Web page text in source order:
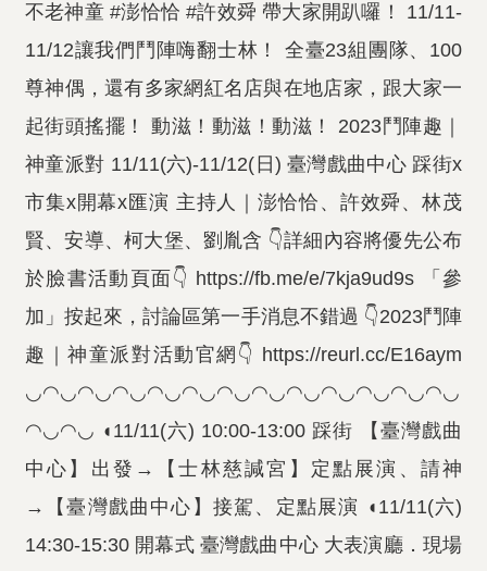
不老神童 #澎恰恰 #許效舜 帶大家開趴囉！ 11/11-
11/12讓我們鬥陣嗨翻士林！ 全臺23組團隊、100
尊神偶，還有多家網紅名店與在地店家，跟大家一
起街頭搖擺！ 動滋！動滋！動滋！ 2023鬥陣趣｜
神童派對 11/11(六)-11/12(日) 臺灣戲曲中心 踩街x
市集x開幕x匯演 主持人｜澎恰恰、許效舜、林茂
賢、安導、柯大堡、劉胤含 👇詳細內容將優先公布
於臉書活動頁面👇 https://fb.me/e/7kja9ud9s 「參
加」按起來，討論區第一手消息不錯過 👇2023鬥陣
趣｜神童派對活動官網👇 https://reurl.cc/E16aym
◡◠◡◠◡◠◡◠◡◠◡◠◡◠◡◠◡◠◡◠◡◠◡◠◡
◠◡◠◡ ◖11/11(六) 10:00-13:00 踩街 【臺灣戲曲
中心】出發→【士林慈諴宮】定點展演、請神
→【臺灣戲曲中心】接駕、定點展演 ◖11/11(六)
14:30-15:30 開幕式 臺灣戲曲中心 大表演廳．現場